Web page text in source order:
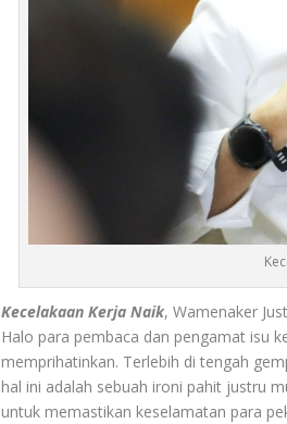
Kecelakaan Kerja Naik, Wamenaker
Halo para pembaca dan pengamat isu
memprihatinkan. Terlebih di tengah
hal ini adalah sebuah ironi pahit justru
untuk memastikan keselamatan para